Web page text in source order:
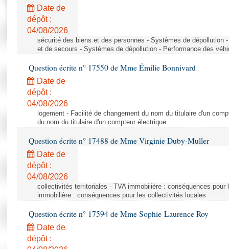
Rapports législatifs
Rapports sur l'application des lois
Baromètre de l’application des lois
Dossiers législatifs
Budget et sécurité sociale
Questions écrites et orales
Comptes rendus des débats
Date de
dépôt :
04/08/2026
sécurité des biens et des personnes - Systèmes de dépollution
et de secours - Systèmes de dépollution - Performance des
Question écrite n° 17550 de Mme Émilie Bonnivard
Date de
dépôt :
04/08/2026
logement - Facilité de changement du nom du titulaire d'un
du nom du titulaire d'un compteur électrique
Question écrite n° 17488 de Mme Virginie Duby-Muller
Date de
dépôt :
04/08/2026
collectivités territoriales - TVA immobilière : conséquences
immobilière : conséquences pour les collectivités locales
Question écrite n° 17594 de Mme Sophie-Laurence Roy
Date de
dépôt :